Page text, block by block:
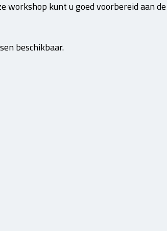
workshop kunt u goed voorbereid aan de
beschikbaar.